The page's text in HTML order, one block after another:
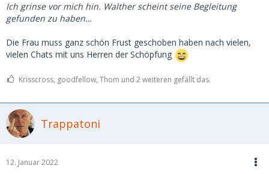
Ich grinse vor mich hin. Walther scheint seine Begleitung
gefunden zu haben…
Die Frau muss ganz schön Frust geschoben haben nach vielen,
vielen Chats mit uns Herren der Schöpfung
Krisscross, goodfellow, Thom und 2 weiteren gefällt das.
Trappatoni
12. Januar 2022